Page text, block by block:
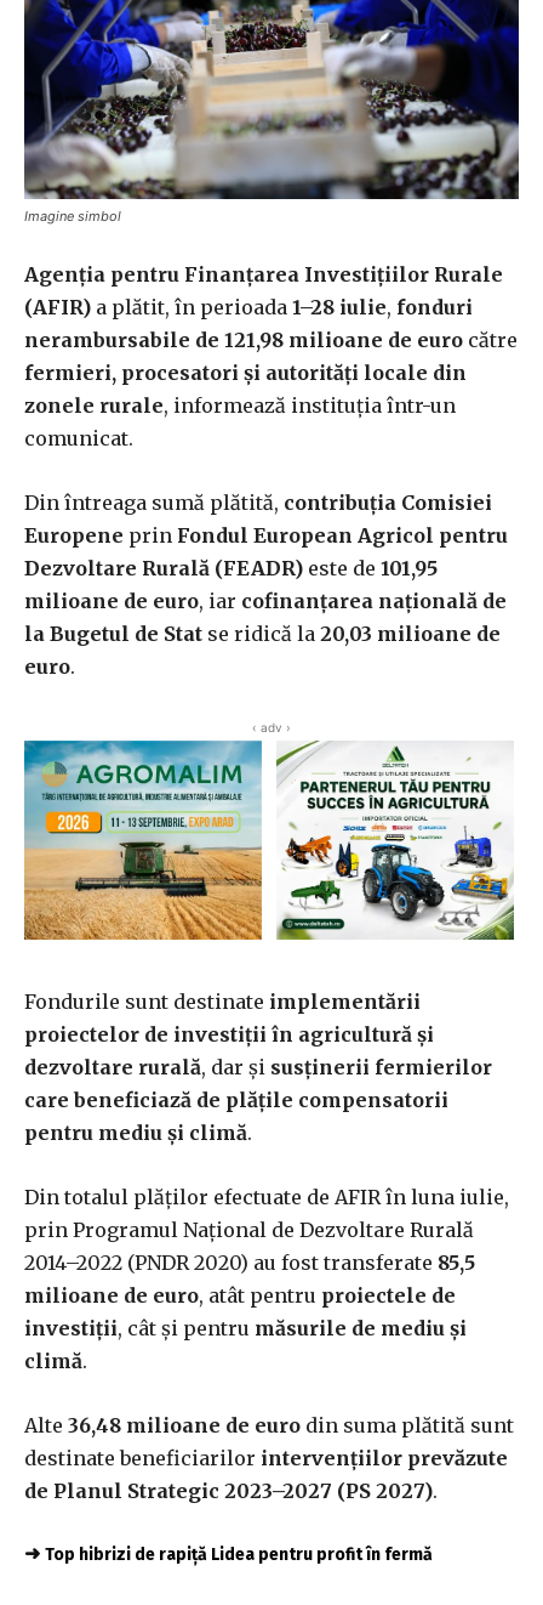
Imagine simbol
Agenţia pentru Finanţarea Investiţiilor Rurale
(AFIR) a plătit, în perioada 1–28 iulie, fonduri
nerambursabile de 121,98 milioane de euro către
fermieri, procesatori şi autorităţi locale din
zonele rurale, informează instituţia într-un
comunicat.
Din întreaga sumă plătită, contribuţia Comisiei
Europene prin Fondul European Agricol pentru
Dezvoltare Rurală (FEADR) este de 101,95
milioane de euro, iar cofinanţarea naţională de
la Bugetul de Stat se ridică la 20,03 milioane de
euro.
‹ adv ›
Fondurile sunt destinate implementării
proiectelor de investiţii în agricultură şi
dezvoltare rurală, dar şi susţinerii fermierilor
care beneficiază de plăţile compensatorii
pentru mediu şi climă.
Din totalul plăţilor efectuate de AFIR în luna iulie,
prin Programul Naţional de Dezvoltare Rurală
2014–2022 (PNDR 2020) au fost transferate 85,5
milioane de euro, atât pentru proiectele de
investiţii, cât şi pentru măsurile de mediu şi
climă.
Alte 36,48 milioane de euro din suma plătită sunt
destinate beneficiarilor intervenţiilor prevăzute
de Planul Strategic 2023–2027 (PS 2027).
➜ Top hibrizi de rapiță Lidea pentru profit în fermă